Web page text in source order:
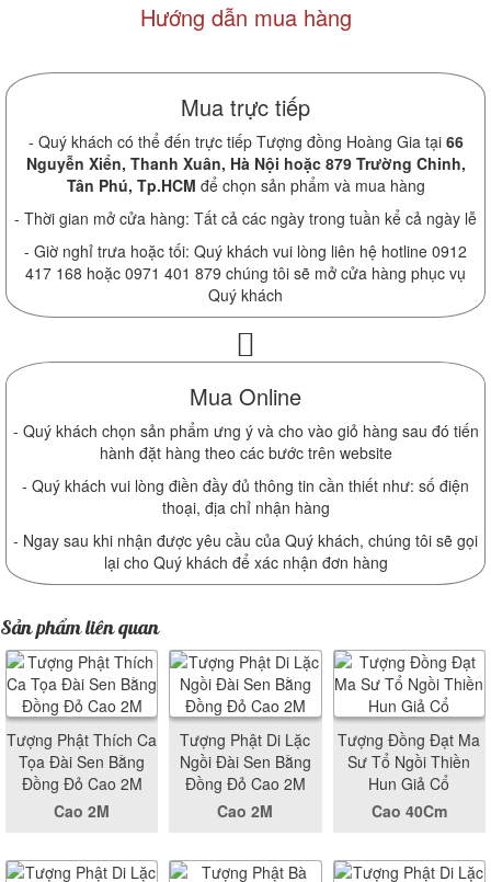
Hướng dẫn mua hàng
Mua trực tiếp
- Quý khách có thể đến trực tiếp Tượng đồng Hoàng Gia tại 66
Nguyễn Xiển, Thanh Xuân, Hà Nội hoặc 879 Trường Chinh,
Tân Phú, Tp.HCM để chọn sản phẩm và mua hàng
- Thời gian mở cửa hàng: Tất cả các ngày trong tuần kể cả ngày lễ
- Giờ nghỉ trưa hoặc tối: Quý khách vui lòng liên hệ hotline 0912
417 168 hoặc 0971 401 879 chúng tôi sẽ mở cửa hàng phục vụ
Quý khách
Mua Online
- Quý khách chọn sản phẩm ưng ý và cho vào giỏ hàng sau đó tiến
hành đặt hàng theo các bước trên website
- Quý khách vui lòng điền đầy đủ thông tin cần thiết như: số điện
thoại, địa chỉ nhận hàng
- Ngay sau khi nhận được yêu cầu của Quý khách, chúng tôi sẽ gọi
lại cho Quý khách để xác nhận đơn hàng
Sản phẩm liên quan
Tượng Phật Thích Ca
Tọa Đài Sen Bằng
Đồng Đỏ Cao 2M
Cao 2M
Tượng Phật Di Lặc
Ngồi Đài Sen Bằng
Đồng Đỏ Cao 2M
Cao 2M
Tượng Đồng Đạt Ma
Sư Tổ Ngồi Thiền
Hun Giả Cổ
Cao 40Cm